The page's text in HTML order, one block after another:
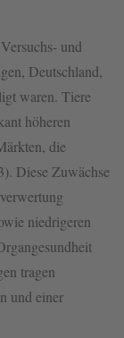
und
Deutschland,
waren. Tiere
höheren
die
Diese Zuwächse
niedrigeren
tragen
und einer